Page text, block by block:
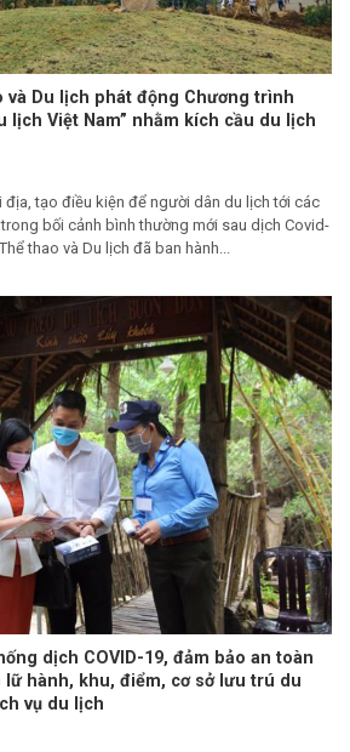
và Du lịch phát động Chương trình
lịch Việt Nam” nhằm kích cầu du lịch
địa, tạo điều kiện để người dân du lịch tới các
bối cảnh bình thường mới sau dịch Covid-
thao và Du lịch đã ban hành...
dịch COVID-19, đảm bảo an toàn
hành, khu, điểm, cơ sở lưu trú du
vụ du lịch